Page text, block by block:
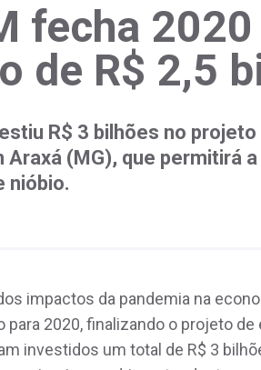
fecha
de R$ 2,5
R$ 3 bilhões no
Araxá (MG), que permitirá
nióbio.
impactos da pandemia na
para 2020, finalizando o projeto
investidos um total de R$ 3